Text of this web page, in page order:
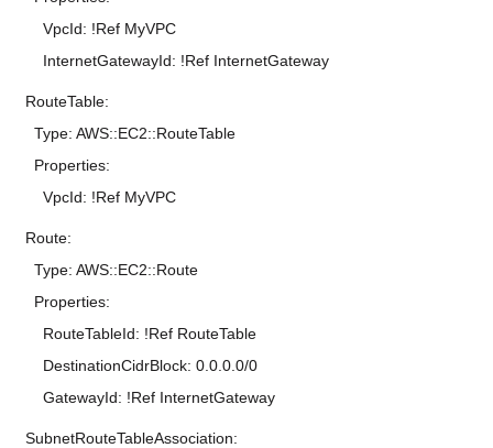
VpcId: !Ref MyVPC
InternetGatewayId: !Ref InternetGateway
RouteTable:
Type: AWS::EC2::RouteTable
Properties:
VpcId: !Ref MyVPC
Route:
Type: AWS::EC2::Route
Properties:
RouteTableId: !Ref RouteTable
DestinationCidrBlock: 0.0.0.0/0
GatewayId: !Ref InternetGateway
SubnetRouteTableAssociation: